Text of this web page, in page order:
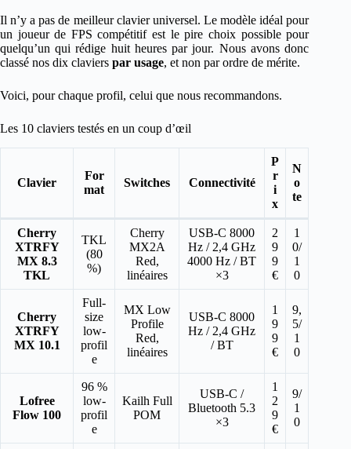
Il n’y a pas de meilleur clavier universel. Le modèle idéal pour
un joueur de FPS compétitif est le pire choix possible pour
quelqu’un qui rédige huit heures par jour. Nous avons donc
classé nos dix claviers par usage, et non par ordre de mérite.
Voici, pour chaque profil, celui que nous recommandons.
Les 10 claviers testés en un coup d’œil
Clavier
For
mat
Switches Connectivité
P
r
i
x
N
o
te
Cherry
XTRFY
MX 8.3
TKL
TKL
(80
%)
Cherry
MX2A
Red,
linéaires
USB-C 8000
Hz / 2,4 GHz
4000 Hz / BT
×3
2
9
9
€
1
0/
1
0
Cherry
XTRFY
MX 10.1
Full-
size
low-
profil
e
MX Low
Profile
Red,
linéaires
USB-C 8000
Hz / 2,4 GHz
/ BT
1
9
9
€
9,
5/
1
0
Lofree
Flow 100
96 %
low-
profil
e
Kailh Full
POM
USB-C /
Bluetooth 5.3
×3
1
2
9
€
9/
1
0